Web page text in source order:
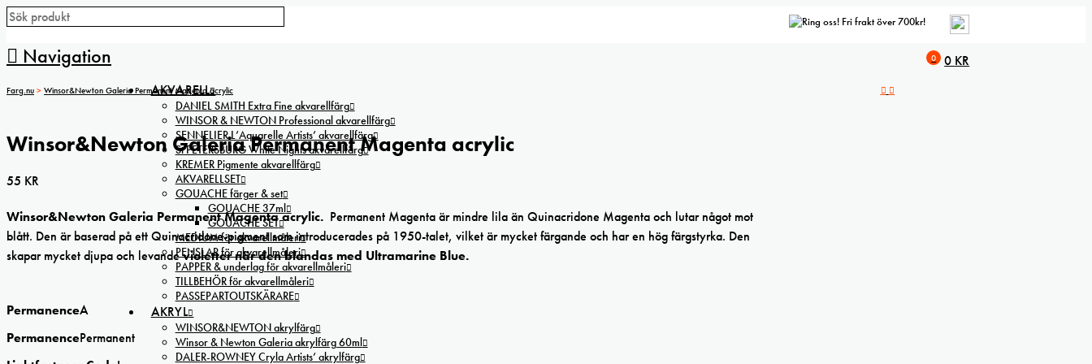
Fri frakt över 700kr!
Navigation 0 0 KR
AKVARELL
DANIEL SMITH Extra Fine akvarellfärg
WINSOR & NEWTON Professional akvarellfärg
SENNELIER L’Aquarelle Artists’ akvarellfärg
St PETERSBURG White Nights akvarellfärg
KREMER Pigmente akvarellfärg
AKVARELLSET
GOUACHE färger & set
GOUACHE 37ml
GOUACHE SET
MEDIUM för akvarellmåleri
PENSLAR för akvarellmåleri
PAPPER & underlag för akvarellmåleri
TILLBEHÖR för akvarellmåleri
PASSEPARTOUTSKÄRARE
AKRYL
WINSOR&NEWTON akrylfärg
Winsor & Newton Galeria akrylfärg 60ml
DALER-ROWNEY Cryla Artists’ akrylfärg
Farg.nu > Winsor&Newton Galeria Permanent Magenta acrylic
Winsor&Newton Galeria Permanent Magenta acrylic
55 KR
Winsor&Newton Galeria Permanent Magenta acrylic. Permanent Magenta är mindre lila än Quinacridone Magenta och lutar något mot
blått. Den är baserad på ett Quinacridone-pigment som introducerades på 1950-talet, vilket är mycket färgande och har en hög färgstyrka. Den
skapar mycket djupa och levandevioletter när den blandas med Ultramarine Blue.
PermanenceA
PermanencePermanent